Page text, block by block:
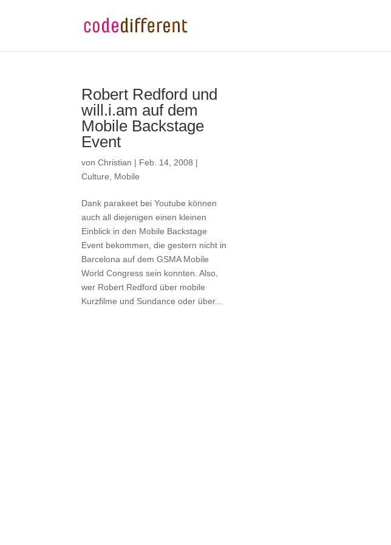
Robert Redford und
will.i.am auf dem
Mobile Backstage
Event
vonChristian | Feb. 14, 2008 |
Culture
Mobile
Dank parakeet bei Youtube können
auch all diejenigen einen kleinen
Einblick in den Mobile Backstage
Event bekommen, die gestern nicht in
Barcelona auf dem GSMA Mobile
World Congress sein konnten. Also,
wer Robert Redford über mobile
Kurzfilme und Sundance oder über...